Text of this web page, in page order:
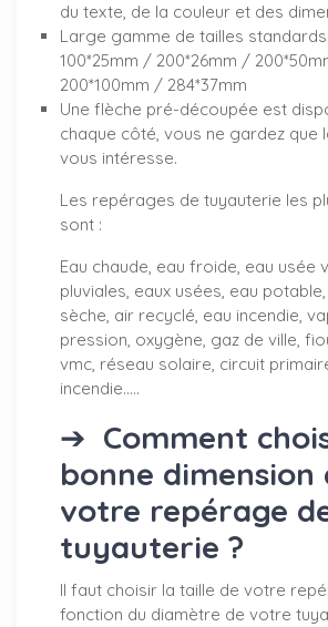
du texte, de la couleur et des
Large gamme de tailles
100*25mm / 200*26mm /
200*100mm / 284*37mm
Une flèche pré-découpée est
chaque côté, vous ne gardez que
vous intéresse.
Les repérages de tuyauterie les
sont :
Eau chaude, eau froide, eau usée
pluviales, eaux usées, eau
sèche, air recyclé, eau incendie,
pression, oxygène, gaz de ville,
vmc, réseau solaire, circuit
incendie.....
➔ Comment
bonne dimension
votre repérage
tuyauterie ?
Il faut choisir la taille de votre
fonction du diamètre de votre